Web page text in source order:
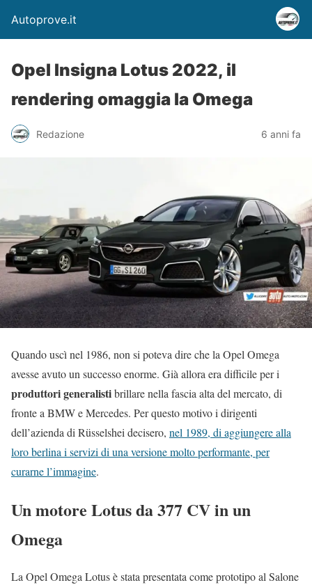
Autoprove.it
Opel Insigna Lotus 2022, il
rendering omaggia la Omega
Redazione 6 anni fa
Quando uscì nel 1986, non si poteva dire che la Opel Omega
avesse avuto un successo enorme. Già allora era difficile per i
produttori generalistibrillare nella fascia alta del mercato, di
fronte a BMW e Mercedes. Per questo motivo i dirigenti
dell’azienda di Rüsselshei decisero, nel 1989, di aggiungere alla
loro berlina i servizi di una versione molto performante, per
curarne l’immagine.
Un motore Lotus da 377 CV in un
Omega
La Opel Omega Lotus è stata presentata come prototipo al Salone